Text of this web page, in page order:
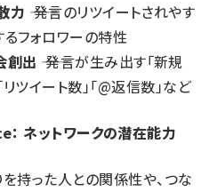
力 ―― 発言のリツイートされやす
るフォロワーの特性
創出 ―― 発言が生み出す「新規
リツイート数」「@返信数」など
ネットワークの潜在能力
持った人との関係性や、つな